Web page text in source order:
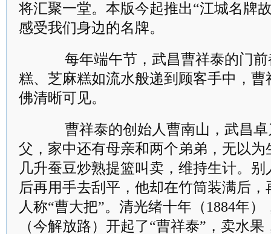
将汇聚一堂。本版今起推出“江城名牌
感受我们身边的名牌。
每年端午节，武昌曹祥泰的门前
糕、芝麻糕如流水般递到顾客手中，
佛清晰可见。
曹祥泰的创始人曹南山，武昌卓
父，家中还有母亲和两个弟弟，无以
几升蚕豆炒熟提篮叫卖，维持生计。
后再用手去刮平，他却在竹筒装满后
人称“曹大把”。清光绪十年（1884年
（今解放路）开起了“曹祥泰”，卖水